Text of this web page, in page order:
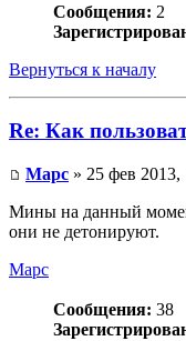
Сообщения: 2
Вернуться к началу
Re: Как
Mapc » 25 фев 2013,
Мины на данный
они не детонируют.
Mapc
Сообщения: 38